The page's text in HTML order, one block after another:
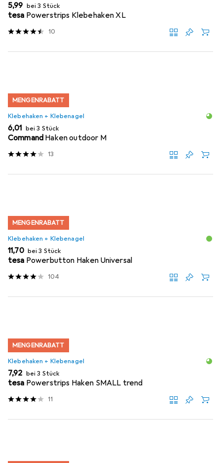
EUR
5,99 bei 3 Stück
tesa Powerstrips Klebehaken XL
10
MENGENRABATT
Klebehaken + Klebenagel
EUR
6,01 bei 3 Stück
Command Haken outdoor M
13
MENGENRABATT
Klebehaken + Klebenagel
EUR
11,70 bei 3 Stück
tesa Powerbutton Haken Universal
104
MENGENRABATT
Klebehaken + Klebenagel
EUR
7,92 bei 3 Stück
tesa Powerstrips Haken SMALL trend
11